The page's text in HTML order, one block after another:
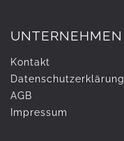
UNTERNEHMEN
Kontakt
Daten­schutz­erklärung
AGB
Impressum